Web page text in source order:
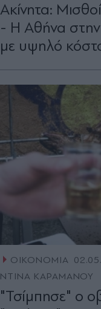
Ακίνητα:
- Η Αθήνα
µε υψηλό
ΟΙΚΟΝΟΜΙΑ
ΝΤΙΝΑ ΚΑΡΑΜΑΝΟΥ
"Τσίµπησε" ο